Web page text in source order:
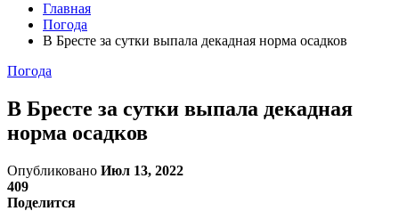
Главная
Погода
В Бресте за сутки выпала декадная норма осадков
Погода
В Бресте за сутки выпала декадная
норма осадков
Опубликовано Июл 13, 2022
409
Поделится